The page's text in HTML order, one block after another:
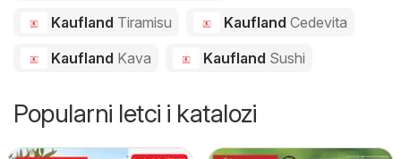
Kaufland Tiramisu Kaufland Cedevita
Kaufland Kava Kaufland Sushi
Popularni letci i katalozi